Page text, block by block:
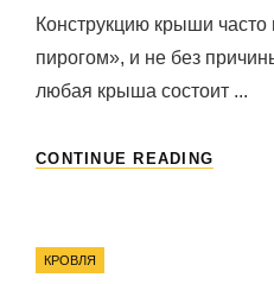
Конструкцию крыши
пирогом», и не без
любая крыша состоит ...
CONTINUE READING
Categories
КРОВЛЯ